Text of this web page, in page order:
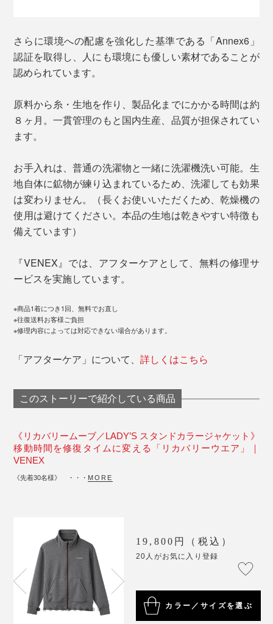
さらに環境への配慮を強化した基準である「Annex6」
認証を取得し、人にも環境にも優しい素材であることが
認められています。
原料から糸・生地を作り、製品化までにかかる時間は約
８ヶ月。一貫管理のもと国内生産、品質が担保されてい
ます。
お手入れは、普通の洗濯物と一緒に洗濯機洗い可能。生
地自体に鉱物が練り込まれているため、洗濯しても効果
は変わりません。（長くお使いいただくため、乾燥機の
使用は避けてください。本品の生地は乾きやすい特徴も
備えています）
『VENEX』では、アフターケアとして、無料の修理サ
ービスを実施しています。
※商品1着につき1回、無料でお直し
※往復送料お客様ご負担
※修理内容によっては対応できない場合があります。
「アフターケア」について、詳しくはこちら
このストーリーで紹介している商品
《リカバリームーブ／LADY’S スタンドカラージャケット》
移動時間を修復タイムに変える「リカバリーウエア」｜
VENEX
《先着30名様》 ・・・ MORE
19,800円（税込）
20人がお気に入り登録
カラー／サイズを選ぶ